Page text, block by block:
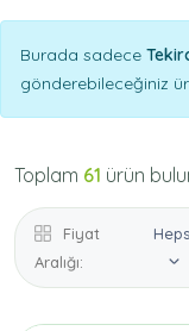
Burada sadece
gönderebileceğiniz
Toplam 61 ürün
Fiyat
Aralığı: